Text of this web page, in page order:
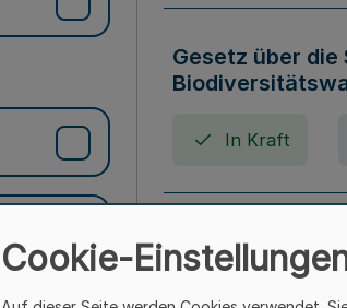
Gesetz über
In Kraft
Gesetz über
Cookie-